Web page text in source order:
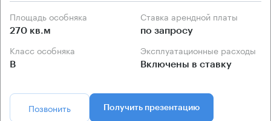
Площадь особняка
270 кв.м
Ставка арендной платы
по запросу
Класс особняка
B
Эксплуатационные расходы
Включены в ставку
Позвонить Получить презентацию